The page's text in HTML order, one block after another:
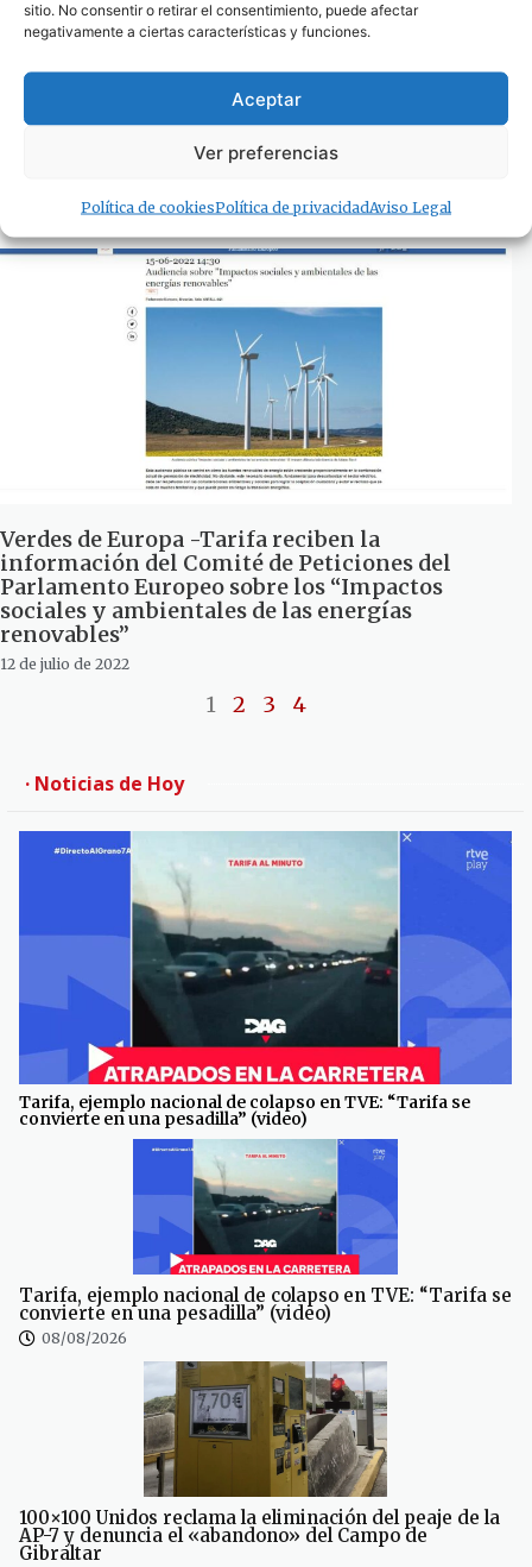
sitio. No consentir o retirar el consentimiento, puede afectar
negativamente a ciertas características y funciones.
Aceptar
Ver preferencias
Política de cookiesPolítica de privacidadAviso Legal
Asociaciones de Vecinos de Puente Mayorga y
Verdemar EA reciben a la presidenta de la REE
Verdes de Europa -Tarifa reciben la
información del Comité de Peticiones del
Parlamento Europeo sobre los “Impactos
sociales y ambientales de las energías
renovables”
12 de julio de 2022
1 2 3 4
· Noticias de Hoy
Tarifa, ejemplo nacional de colapso en TVE: “Tarifa se
convierte en una pesadilla” (video)
Tarifa, ejemplo nacional de colapso en TVE: “Tarifa se
convierte en una pesadilla” (video)
08/08/2026
100×100 Unidos reclama la eliminación del peaje de la
AP-7 y denuncia el «abandono» del Campo de
Gibraltar